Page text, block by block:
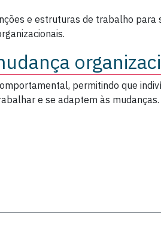
e estruturas de trabalho para
permitindo que
e se adaptem às mudanças.